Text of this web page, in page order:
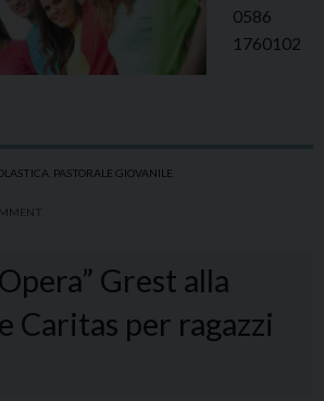
0586
1760102
PASTORALE GIOVANILE
Grest alla
Caritas per ragazzi